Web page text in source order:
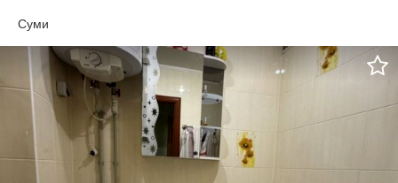
Характеристики: • Площа: 46 м² • Поверх: 4/11 • Не кутова
(тепла та економна) • Автономне опалення Переваги: • Свіжий
косметичний ремонт • Укомплектована меблями та технікою •
Велика гардеробна — зручно для зберігання • Просторий балкон
• Гарне планування, багато світла Локація: • Розвинена
інфраструктура — все поруч • ТЦ «Лавина», магазини, школи,
садочки • Річка та зони відпочинку • Зручна транспортна
розв’язка Ідеальний варіант як для комфортного життя, так і під
інвестицію (оренду). Квартира вільна. Показ у зручний для вас
час. Можна єВідновлення, єОселя Телефонуйте — відповім на
всі питання та домовимось про перегляд 0 9 9 4 3 5 4 9 3 9
Суми